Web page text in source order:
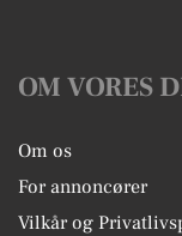
OM VORES
Om os
For annoncører
Vilkår og